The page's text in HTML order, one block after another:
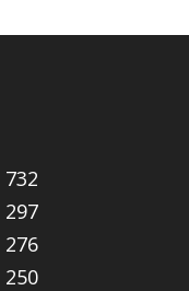
732
297
276
250